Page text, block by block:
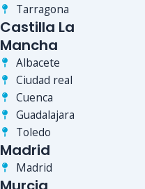
Tarragona
Castilla La
Mancha
Albacete
Ciudad real
Cuenca
Guadalajara
Toledo
Madrid
Madrid